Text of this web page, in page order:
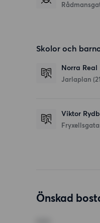
Skolor och
Norra Real
Jarlaplan
Viktor
Önskad